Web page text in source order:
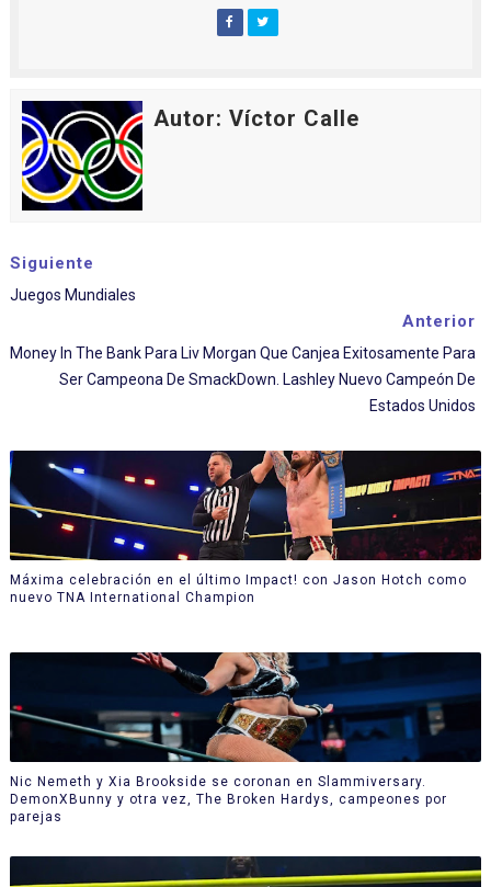
Autor: Víctor Calle
Siguiente
Juegos Mundiales
Anterior
Money In The Bank Para Liv Morgan Que Canjea Exitosamente Para
Ser Campeona De SmackDown. Lashley Nuevo Campeón De
Estados Unidos
Máxima celebración en el último Impact! con Jason Hotch como
nuevo TNA International Champion
Nic Nemeth y Xia Brookside se coronan en Slammiversary.
DemonXBunny y otra vez, The Broken Hardys, campeones por
parejas